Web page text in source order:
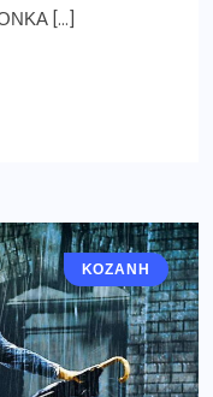
[…]
ΚΟΖΆΝΗ